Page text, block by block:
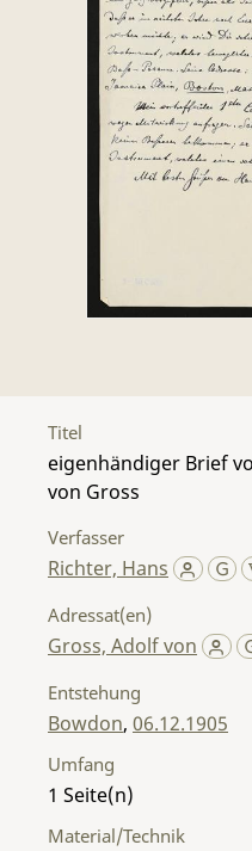
Titel
eigenhändiger Brief
von Gross
Verfasser
Richter, Hans
Adressat(en)
Gross, Adolf von
Entstehung
Bowdon, 06.12.1905
Umfang
1
Material/Technik